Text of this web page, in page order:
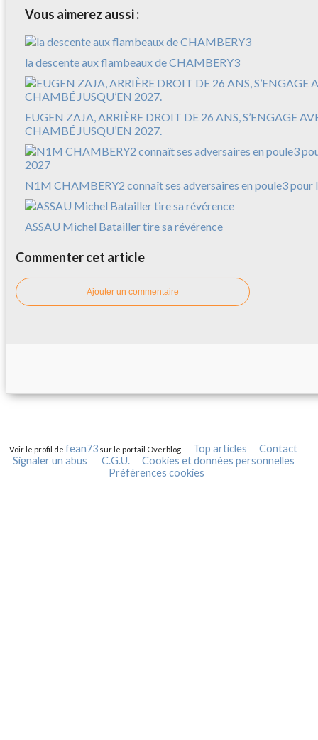
Vous aimerez aussi :
la descente aux flambeaux de CHAMBERY3
EUGEN ZAJA, ARRIÈRE DROIT DE 26 ANS, S’ENGAGE
CHAMBÉ JUSQU’EN 2027.
N1M CHAMBERY2 connaît ses adversaires en poule3 pour
ASSAU Michel Batailler tire sa révérence
Commenter cet article
Ajouter un commentaire
Voir le profil defean73 sur le portail Overblog Top articles
Contact
Signaler un abus
C.G.U.
Cookies et données personnelles
Préférences cookies